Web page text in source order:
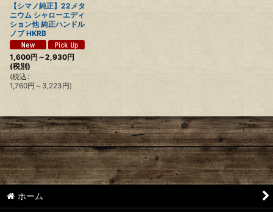
【シマノ純正】22メタ
ニウム シャローエディ
ション他 純正ハンドル
ノブ HKRB
1,600円 ～2,930円
(税別)
(税込 :
1,760円 ～3,223円)
ホーム